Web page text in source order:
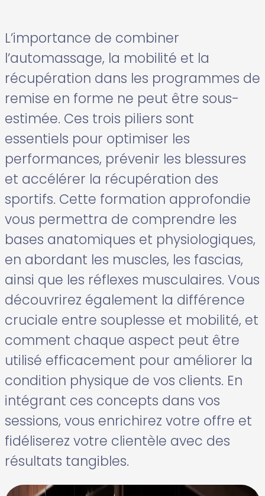
L’importance de combiner
l’automassage, la mobilité et la
récupération dans les programmes de
remise en forme ne peut être sous-
estimée. Ces trois piliers sont
essentiels pour optimiser les
performances, prévenir les blessures
et accélérer la récupération des
sportifs. Cette formation approfondie
vous permettra de comprendre les
bases anatomiques et physiologiques,
en abordant les muscles, les fascias,
ainsi que les réflexes musculaires. Vous
découvrirez également la différence
cruciale entre souplesse et mobilité, et
comment chaque aspect peut être
utilisé efficacement pour améliorer la
condition physique de vos clients. En
intégrant ces concepts dans vos
sessions, vous enrichirez votre offre et
fidéliserez votre clientèle avec des
résultats tangibles.